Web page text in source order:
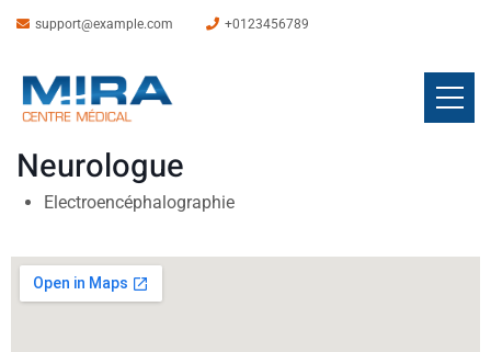
support@example.com +0123456789
Neurologue
Electroencéphalographie